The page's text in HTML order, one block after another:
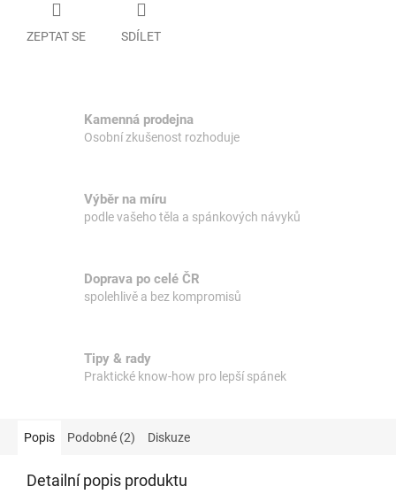
ZEPTAT SE SDÍLET
Kamenná prodejna
Osobní zkušenost rozhoduje
Výběr na míru
podle vašeho těla a spánkových návyků
Doprava po celé ČR
spolehlivě a bez kompromisů
Tipy & rady
Praktické know-how pro lepší spánek
Popis Podobné (2) Diskuze
Detailní popis produktu